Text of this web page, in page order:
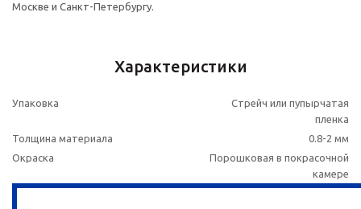
Москве и Санкт-Петербургу.
Характеристики
Упаковка
Стрейч или пупырчатая
пленка
Толщина материала
0.8-2 мм
Окраска
Порошковая в покрасочной
камере